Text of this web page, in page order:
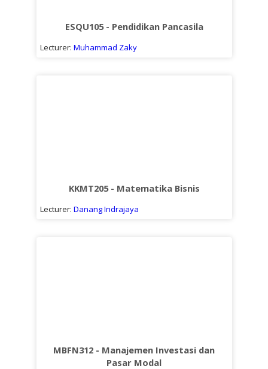
ESQU105 - Pendidikan Pancasila
Lecturer: Muhammad Zaky
KKMT205 - Matematika Bisnis
Lecturer: Danang Indrajaya
MBFN312 - Manajemen Investasi dan
Pasar Modal